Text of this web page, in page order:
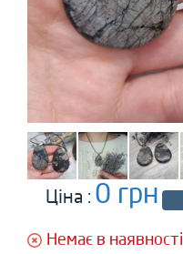
Ціна : 0 грн
Немає в наявності